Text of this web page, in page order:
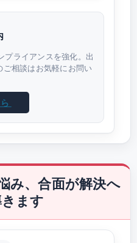
プライアンスを強化。出
相談はお気軽にお問い
み、合面が解決へ
ます